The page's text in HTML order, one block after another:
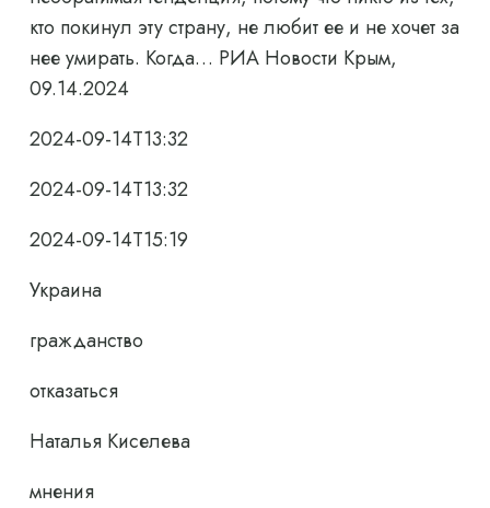
кто покинул эту страну, не любит ее и не хочет за
нее умирать. Когда… РИА Новости Крым,
09.14.2024
2024-09-14T13:32
2024-09-14T13:32
2024-09-14T15:19
Украина
гражданство
отказаться
Наталья Киселева
мнения